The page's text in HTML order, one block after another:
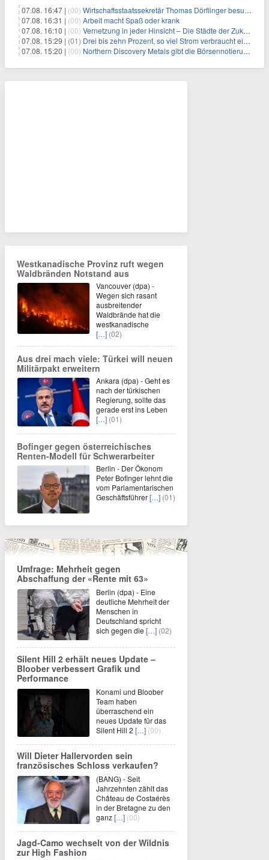
07.08. 16:47 | (00) Wirtschaftsstaatssekretär Thomas Dörflinger besucht Handwerksbetrieb im Kammerbezirk Freiburg
07.08. 16:31 | (00) Arbeit macht Spaß oder krank
07.08. 16:10 | (00) Vernetzung in jeder Hinsicht – Die Städte der Zukunft sind grün-blau
07.08. 15:29 | (01) Drei bis zehn Prozent, so viel Strom verbraucht ein Aufzug im Gebäude
07.08. 15:20 | (00) Northern Discovery Metals gibt die Börsennotierung an der Frankfurter Wertpapierbörse bekannt
Westkanadische Provinz ruft wegen
Waldbränden Notstand aus
Vancouver (dpa) -
Wegen sich rasant
ausbreitender
Waldbrände hat die
westkanadische
[…] (02)
Aus drei mach viele: Türkei will neuen
Militärpakt erweitern
Ankara (dpa) - Geht es
nach der türkischen
Regierung, sollte das
gerade erst ins Leben
[…] (01)
Bofinger gegen österreichisches
Renten-Modell für Schwerarbeiter
Berlin - Der Ökonom
Peter Bofinger lehnt die
vom Parlamentarischen
Geschäftsführer[…] (01)
Umfrage: Mehrheit gegen
Abschaffung der «Rente mit 63»
Berlin (dpa) - Eine
deutliche Mehrheit der
Menschen in
Deutschland spricht
sich gegen die […] (02)
Silent Hill 2 erhält neues Update –
Bloober verbessert Grafik und
Performance
Konami und Bloober
Team haben
überraschend ein
neues Update für das
Silent Hill 2 […] (00)
Will Dieter Hallervorden sein
französisches Schloss verkaufen?
(BANG) - Seit
Jahrzehnten zählt das
Château de Costaérès
in der Bretagne zu den
ganz[…] (00)
Jagd-Camo wechselt von der Wildnis
zur High Fashion